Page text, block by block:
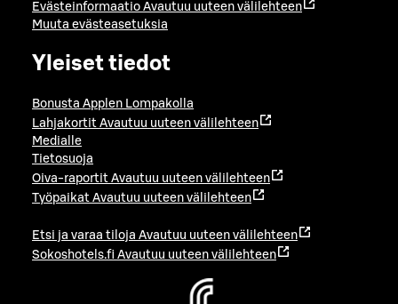
Evästeinformaatio Avautuu uuteen välilehteen
Muuta evästeasetuksia
Yleiset tiedot
Bonusta Applen Lompakolla
Lahjakortit Avautuu uuteen välilehteen
Medialle
Tietosuoja
Oiva-raportit Avautuu uuteen välilehteen
Työpaikat Avautuu uuteen välilehteen
Etsi ja varaa tiloja Avautuu uuteen välilehteen
Sokoshotels.fi Avautuu uuteen välilehteen